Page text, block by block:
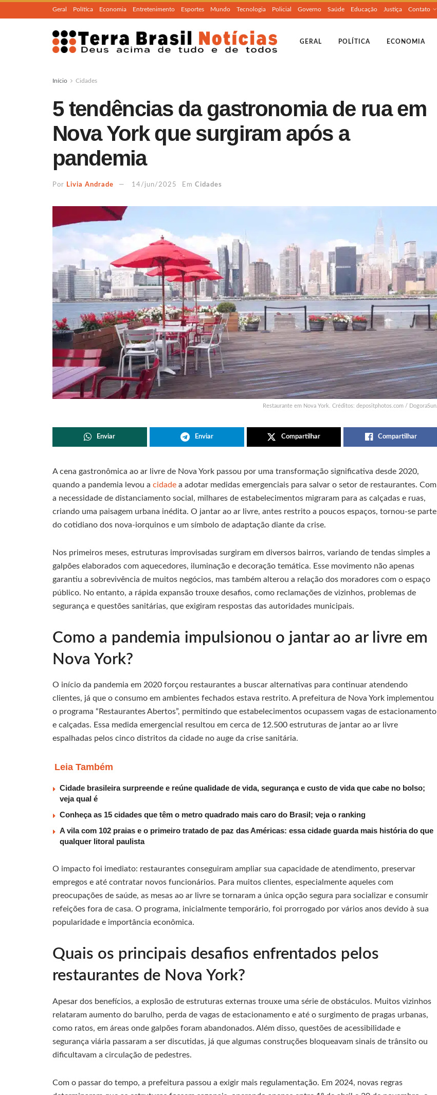
Geral Política Economia Entretenimento Esportes Mundo Tecnologia Policial Governo Saúde Educação Justiça Contato
GERAL POLÍTICA ECONOMIA
Início Cidades
5 tendências da gastronomia de rua em
Nova York que surgiram após a
pandemia
Por Livia Andrade 14/jun/2025 Em Cidades
Restaurante em Nova York. Créditos: depositphotos.com / DogoraSun.
Enviar Enviar Compartilhar Compartilhar
A cena gastronômica ao ar livre de Nova York passou por uma transformação significativa desde 2020,
quando a pandemia levou a cidade a adotar medidas emergenciais para salvar o setor de restaurantes. Com
a necessidade de distanciamento social, milhares de estabelecimentos migraram para as calçadas e ruas,
criando uma paisagem urbana inédita. O jantar ao ar livre, antes restrito a poucos espaços, tornou-se parte
do cotidiano dos nova-iorquinos e um símbolo de adaptação diante da crise.
Nos primeiros meses, estruturas improvisadas surgiram em diversos bairros, variando de tendas simples a
galpões elaborados com aquecedores, iluminação e decoração temática. Esse movimento não apenas
garantiu a sobrevivência de muitos negócios, mas também alterou a relação dos moradores com o espaço
público. No entanto, a rápida expansão trouxe desafios, como reclamações de vizinhos, problemas de
segurança e questões sanitárias, que exigiram respostas das autoridades municipais.
Como a pandemia impulsionou o jantar ao ar livre em
Nova York?
O início da pandemia em 2020 forçou restaurantes a buscar alternativas para continuar atendendo
clientes, já que o consumo em ambientes fechados estava restrito. A prefeitura de Nova York implementou
o programa “Restaurantes Abertos”, permitindo que estabelecimentos ocupassem vagas de estacionamento
e calçadas. Essa medida emergencial resultou em cerca de 12.500 estruturas de jantar ao ar livre
espalhadas pelos cinco distritos da cidade no auge da crise sanitária.
Leia Também
Cidade brasileira surpreende e reúne qualidade de vida, segurança e custo de vida que cabe no bolso;
veja qual é
Conheça as 15 cidades que têm o metro quadrado mais caro do Brasil; veja o ranking
A vila com 102 praias e o primeiro tratado de paz das Américas: essa cidade guarda mais história do que
qualquer litoral paulista
O impacto foi imediato: restaurantes conseguiram ampliar sua capacidade de atendimento, preservar
empregos e até contratar novos funcionários. Para muitos clientes, especialmente aqueles com
preocupações de saúde, as mesas ao ar livre se tornaram a única opção segura para socializar e consumir
refeições fora de casa. O programa, inicialmente temporário, foi prorrogado por vários anos devido à sua
popularidade e importância econômica.
Quais os principais desafios enfrentados pelos
restaurantes de Nova York?
Apesar dos benefícios, a explosão de estruturas externas trouxe uma série de obstáculos. Muitos vizinhos
relataram aumento do barulho, perda de vagas de estacionamento e até o surgimento de pragas urbanas,
como ratos, em áreas onde galpões foram abandonados. Além disso, questões de acessibilidade e
segurança viária passaram a ser discutidas, já que algumas construções bloqueavam sinais de trânsito ou
dificultavam a circulação de pedestres.
Com o passar do tempo, a prefeitura passou a exigir mais regulamentação. Em 2024, novas regras